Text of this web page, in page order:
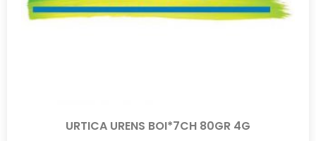
URTICA URENS BOI*7CH 80GR 4G